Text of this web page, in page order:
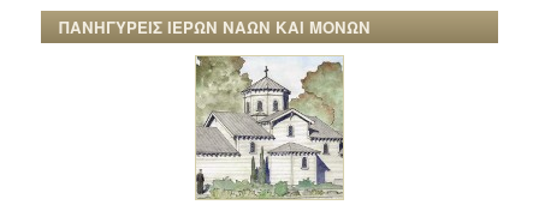
ΠΑΝΗΓΥΡΕΙΣ ΙΕΡΩΝ ΝΑΩΝ ΚΑΙ ΜΟΝΩΝ